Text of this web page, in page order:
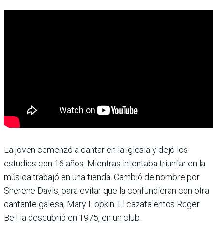
La joven comenzó a cantar en la iglesia y dejó los
estudios con 16 años. Mientras intentaba triunfar en la
música trabajó en una tienda. Cambió de nombre por
Sherene Davis, para evitar que la confundieran con otra
cantante galesa, Mary Hopkin. El cazatalentos Roger
Bell la descubrió en 1975, en un club.